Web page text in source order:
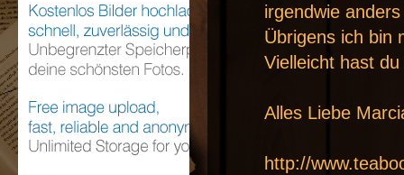
irgendwie
Übrigens ich bin
Vielleicht hast
Alles Liebe
http://